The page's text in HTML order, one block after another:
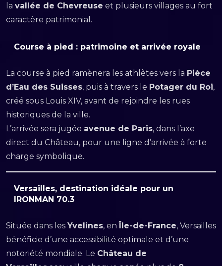
la vallée de Chevreuse et plusieurs villages au fort
caractère patrimonial.
Course à pied : patrimoine et arrivée royale
La course à pied ramènera les athlètes vers la Pièce
d’Eau des Suisses, puis à travers le Potager du Roi,
créé sous Louis XIV, avant de rejoindre les rues
historiques de la ville.
L’arrivée sera jugée avenue de Paris, dans l’axe
direct du Château, pour une ligne d’arrivée à forte
charge symbolique.
Versailles, destination idéale pour un
IRONMAN 70.3
Située dans les Yvelines, enÎle-de-France, Versailles
bénéficie d’une accessibilité optimale et d’une
notoriété mondiale. Le Château de